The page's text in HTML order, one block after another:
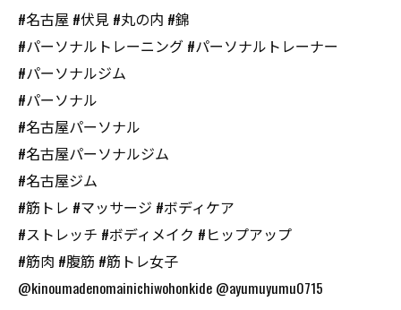
#名古屋 #伏見 #丸の内 #錦
#パーソナルトレーニング #パーソナルトレーナー
#パーソナルジム
#パーソナル
#名古屋パーソナル
#名古屋パーソナルジム
#名古屋ジム
#筋トレ #マッサージ #ボディケア
#ストレッチ #ボディメイク #ヒップアップ
#筋肉 #腹筋 #筋トレ女子
@kinoumadenomainichiwohonkide @ayumuyumu0715